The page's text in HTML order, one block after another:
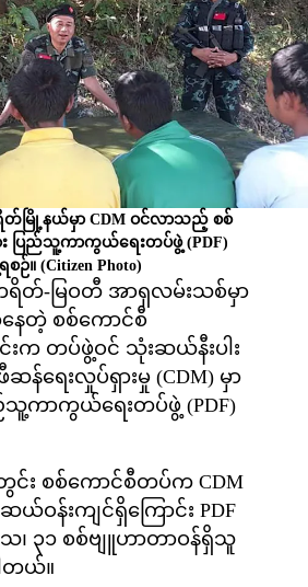
မြို့နယ်မှာ CDM ဝင်လာသည့် စစ်
း ပြည်သူ့ကာကွယ်ရေးတပ်ဖွဲ့ (PDF)
စဉ်။(Citizen Photo)
တ်-မြဝတီ အာရှလမ်းသစ်မှာ
ေတဲ့ စစ်ကောင်စီ
းက တပ်ဖွဲ့ဝင် သုံးဆယ်နီးပါး
ရေးလှုပ်ရှားမှု (CDM) မှာ
ည်သူ့ကာကွယ်ရေးတပ်ဖွဲ့ (PDF)
တွင်း စစ်ကောင်စီတပ်က CDM
န်းကျင်ရှိကြောင်း PDF
၊ ၃၁ စစ်ဗျူဟာတာဝန်ရှိသူ
တယ်။